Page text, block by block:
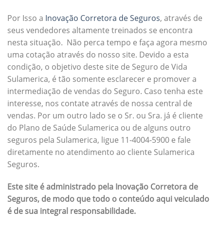
Por Isso a Inovação Corretora de Seguros, através de
seus vendedores altamente treinados se encontra
nesta situação. Não perca tempo e faça agora mesmo
uma cotação através do nosso site. Devido a esta
condição, o objetivo deste site de Seguro de Vida
Sulamerica, é tão somente esclarecer e promover a
intermediação de vendas do Seguro. Caso tenha este
interesse, nos contate através de nossa central de
vendas. Por um outro lado se o Sr. ou Sra. já é cliente
do Plano de Saúde Sulamerica ou de alguns outro
seguros pela Sulamerica, ligue 11-4004-5900 e fale
diretamente no atendimento ao cliente Sulamerica
Seguros.
Este site é administrado pela Inovação Corretora de
Seguros, de modo que todo o conteúdo aqui veiculado
é de sua integral responsabilidade.